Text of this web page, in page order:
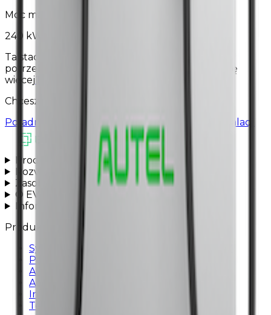
Moc maksymalna
240 kW
Ta stacja ma większą moc ładowania, jeśli
potrzebujesz terminala płatniczego, dowiedz się
więcej
Chcesz zintegrować AUTEL DC-FAST z EV24?
Poradnik konfiguracyjny
Umów wsparcie w instalacji
Wszystkie usługi są dostępne
Produkty
Rozwiązania
Zasoby
O EV24
Informacje
Produkty
System zarządzania stacjami ładowania EV
Portal partnera
API dla partnerów
Aplikacja kierowcy
Infrastruktura ładowania
Terminale płatnicze